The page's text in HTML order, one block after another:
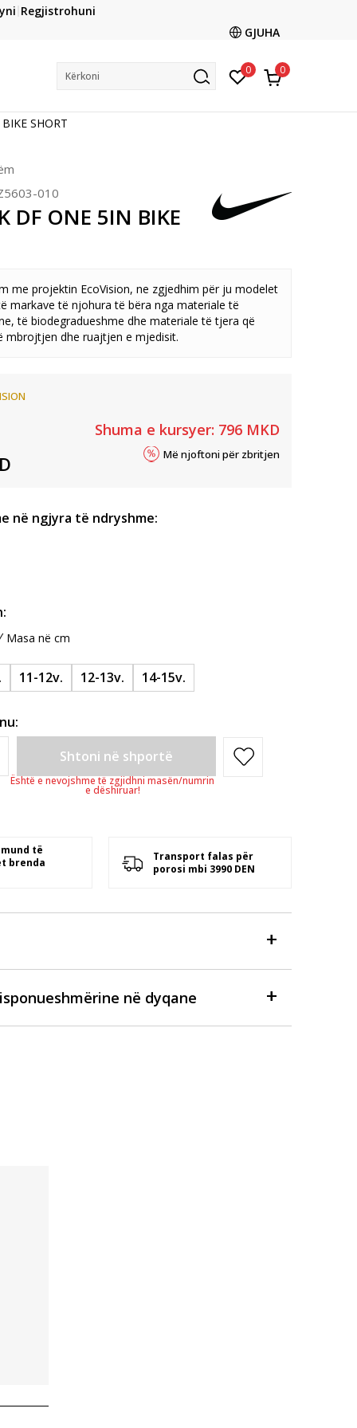
CLICK & COLLECT
me kartë online dhe bëni tërheqjen në dyqanin që ju
Regjistrohuni
GJUHA
Kërkoni 0 0
SHORT
010
DF ONE 5IN BIKE
me projektin EcoVision, ne zgjedhim për ju modelet
markave të njohura të bëra nga materiale të
të biodegradueshme dhe materiale të tjera që
mbrojtjen dhe ruajtjen e mjedisit.
Shuma e kursyer: 796 MKD
Më njoftoni për zbritjen
në ngjyra të ndryshme:
Masa në cm
11-12v. 12-13v. 14-15v.
Shtoni në shportë
Është e nevojshme të zgjidhni masën/numrin
e dëshiruar!
të
brenda
Transport falas për
porosi mbi 3990 DEN
në dyqane